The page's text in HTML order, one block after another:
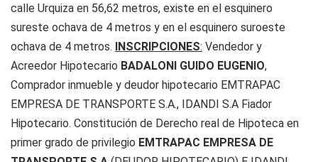
calle Urquiza en 56,62 metros, existe en el esquinero
sureste ochava de 4 metros y en el esquinero suroeste
ochava de 4 metros. INSCRIPCIONES: Vendedor y
Acreedor Hipotecario BADALONI GUIDO EUGENIO,
Comprador inmueble y deudor hipotecario EMTRAPAC
EMPRESA DE TRANSPORTE S.A., IDANDI S.A Fiador
Hipotecario. Constitución de Derecho real de Hipoteca en
primer grado de privilegio EMTRAPAC EMPRESA DE